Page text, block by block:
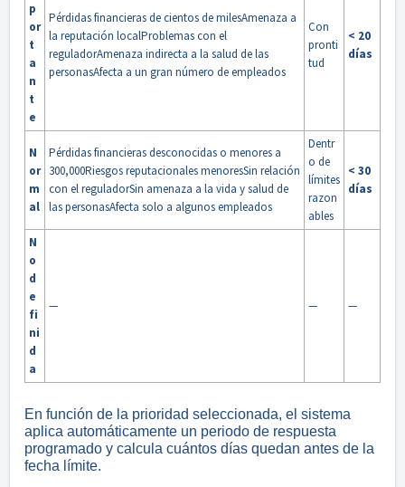
p
or
t
a
n
t
e
Pérdidas financieras de cientos de milesAmenaza a
la reputación localProblemas con el
reguladorAmenaza indirecta a la salud de las
personasAfecta a un gran número de empleados
Con
pronti
tud
< 20
días
N
or
m
al
Pérdidas financieras desconocidas o menores a
300,000Riesgos reputacionales menoresSin relación
con el reguladorSin amenaza a la vida y salud de
las personasAfecta solo a algunos empleados
Dentr
o de
límites
razon
ables
< 30
días
N
o
d
e
fi
ni
d
a
— — —
En función de la prioridad seleccionada, el sistema
aplica automáticamente un periodo de respuesta
programado y calcula cuántos días quedan antes de la
fecha límite.